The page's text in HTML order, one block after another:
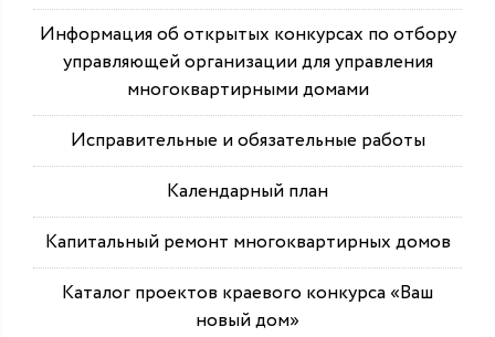
Информация об открытых конкурсах по отбору
управляющей организации для управления
многоквартирными домами
Исправительные и обязательные работы
Календарный план
Капитальный ремонт многоквартирных домов
Каталог проектов краевого конкурса «Ваш
новый дом»